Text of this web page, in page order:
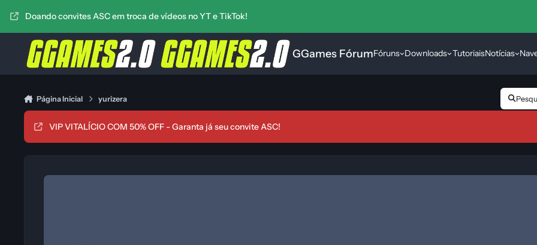
Doando convites ASC em troca de vídeos no YT e TikTok!
GGames FórumFóruns Downloads TutoriaisNotícias
Página Inicial yurizera
VIP VITALÍCIO COM 50% OFF - Garanta já seu convite ASC!